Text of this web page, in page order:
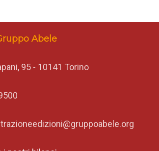
Abele
95 - 10141 Torino